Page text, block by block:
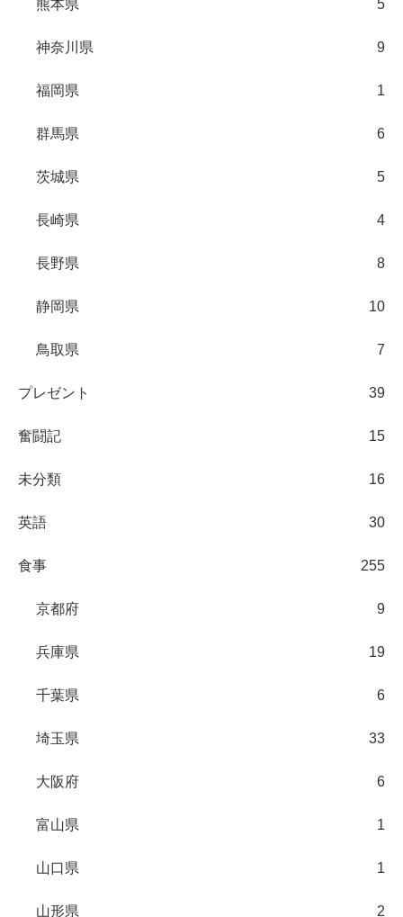
熊本県 5
神奈川県 9
福岡県 1
群馬県 6
茨城県 5
長崎県 4
長野県 8
静岡県 10
鳥取県 7
プレゼント 39
奮闘記 15
未分類 16
英語 30
食事 255
京都府 9
兵庫県 19
千葉県 6
埼玉県 33
大阪府 6
富山県 1
山口県 1
山形県 2